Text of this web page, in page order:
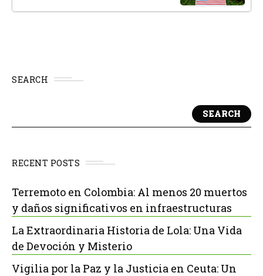
SEARCH
SEARCH
RECENT POSTS
Terremoto en Colombia: Al menos 20 muertos
y daños significativos en infraestructuras
La Extraordinaria Historia de Lola: Una Vida
de Devoción y Misterio
Vigilia por la Paz y la Justicia en Ceuta: Un